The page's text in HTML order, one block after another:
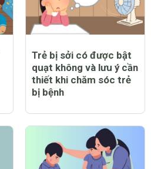
Trẻ bị sởi có được bật
quạt không và lưu ý cần
thiết khi chăm sóc trẻ
bị bệnh